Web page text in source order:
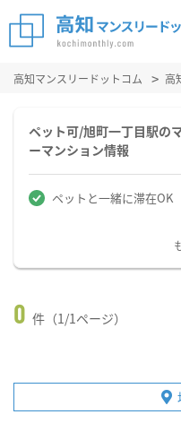
高知マンスリードットコム 高
ペット可/旭町一丁目駅の
ーマンション情報
ペットと一緒に滞在OK
0 件（1/1ページ）